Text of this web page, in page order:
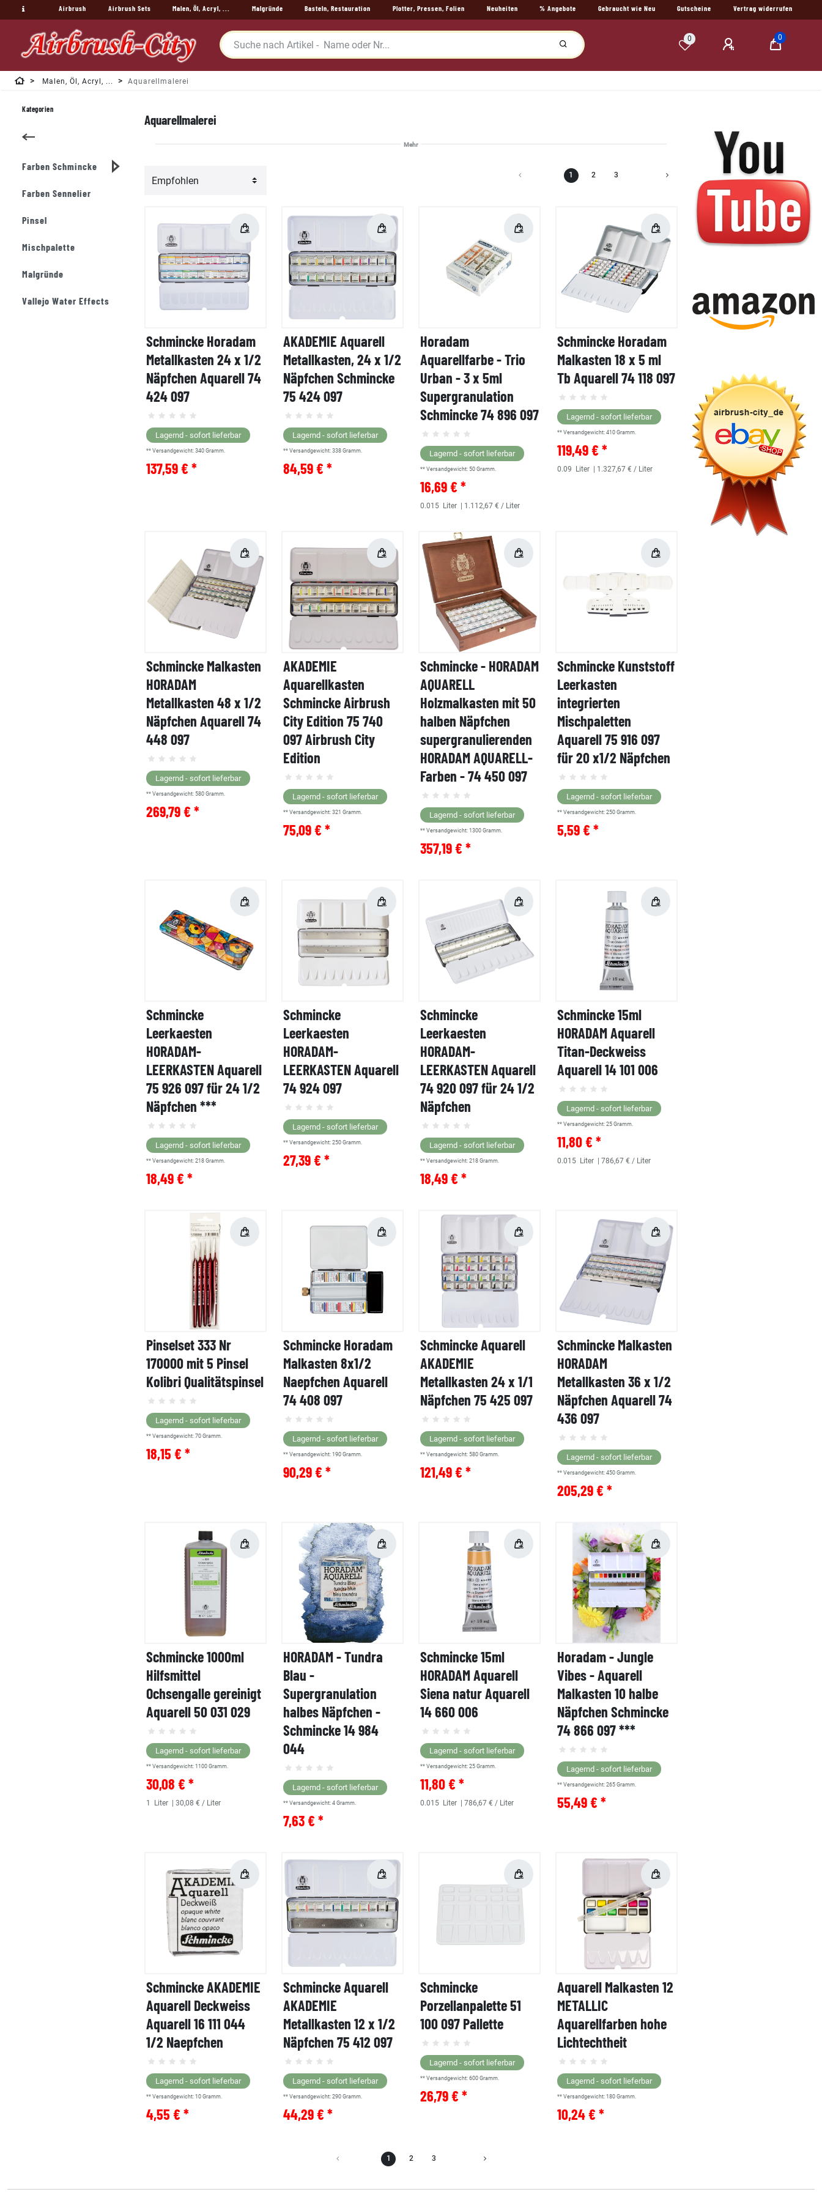
Airbrush Airbrush Sets Malen, Öl, Acryl, ... Malgründe Basteln, Restauration Plotter, Pressen, Folien Neuheiten % Angebote Gebraucht wie Neu Gutscheine Vertrag widerrufen
0 0
Malen, Öl, Acryl, ... Aquarellmalerei
Aquarellmalerei
1 2 3
Schmincke Horadam
Metallkasten 24 x 1/2
Näpfchen Aquarell 74
424 097
Lagernd - sofort lieferbar
** Versandgewicht: 340 Gramm.
137,59 € *
AKADEMIE Aquarell
Metallkasten, 24 x 1/2
Näpfchen Schmincke
75 424 097
Lagernd - sofort lieferbar
** Versandgewicht: 338 Gramm.
84,59 € *
Horadam
Aquarellfarbe - Trio
Urban - 3 x 5ml
Supergranulation
Schmincke 74 896 097
Lagernd - sofort lieferbar
** Versandgewicht: 50 Gramm.
16,69 € *
0.015 Liter | 1.112,67 € / Liter
Schmincke Horadam
Malkasten 18 x 5 ml
Tb Aquarell 74 118 097
Lagernd - sofort lieferbar
** Versandgewicht: 410 Gramm.
119,49 € *
0.09 Liter | 1.327,67 € / Liter
Schmincke Malkasten
HORADAM
Metallkasten 48 x 1/2
Näpfchen Aquarell 74
448 097
Lagernd - sofort lieferbar
** Versandgewicht: 580 Gramm.
269,79 € *
AKADEMIE
Aquarellkasten
Schmincke Airbrush
City Edition 75 740
097 Airbrush City
Edition
Lagernd - sofort lieferbar
** Versandgewicht: 321 Gramm.
75,09 € *
Schmincke - HORADAM
AQUARELL
Holzmalkasten mit 50
halben Näpfchen
supergranulierenden
HORADAM AQUARELL-
Farben - 74 450 097
Lagernd - sofort lieferbar
** Versandgewicht: 1300 Gramm.
357,19 € *
Schmincke Kunststoff
Leerkasten
integrierten
Mischpaletten
Aquarell 75 916 097
für 20 x1/2 Näpfchen
Lagernd - sofort lieferbar
** Versandgewicht: 250 Gramm.
5,59 € *
Schmincke
Leerkaesten
HORADAM-
LEERKASTEN Aquarell
75 926 097 für 24 1/2
Näpfchen ***
Lagernd - sofort lieferbar
** Versandgewicht: 218 Gramm.
18,49 € *
Schmincke
Leerkaesten
HORADAM-
LEERKASTEN Aquarell
74 924 097
Lagernd - sofort lieferbar
** Versandgewicht: 250 Gramm.
27,39 € *
Schmincke
Leerkaesten
HORADAM-
LEERKASTEN Aquarell
74 920 097 für 24 1/2
Näpfchen
Lagernd - sofort lieferbar
** Versandgewicht: 218 Gramm.
18,49 € *
Schmincke 15ml
HORADAM Aquarell
Titan-Deckweiss
Aquarell 14 101 006
Lagernd - sofort lieferbar
** Versandgewicht: 25 Gramm.
11,80 € *
0.015 Liter | 786,67 € / Liter
Pinselset 333 Nr
170000 mit 5 Pinsel
Kolibri Qualitätspinsel
Lagernd - sofort lieferbar
** Versandgewicht: 70 Gramm.
18,15 € *
Schmincke Horadam
Malkasten 8x1/2
Naepfchen Aquarell
74 408 097
Lagernd - sofort lieferbar
** Versandgewicht: 190 Gramm.
90,29 € *
Schmincke Aquarell
AKADEMIE
Metallkasten 24 x 1/1
Näpfchen 75 425 097
Lagernd - sofort lieferbar
** Versandgewicht: 580 Gramm.
121,49 € *
Schmincke Malkasten
HORADAM
Metallkasten 36 x 1/2
Näpfchen Aquarell 74
436 097
Lagernd - sofort lieferbar
** Versandgewicht: 450 Gramm.
205,29 € *
Schmincke 1000ml
Hilfsmittel
Ochsengalle gereinigt
Aquarell 50 031 029
Lagernd - sofort lieferbar
** Versandgewicht: 1100 Gramm.
30,08 € *
1 Liter | 30,08 € / Liter
HORADAM - Tundra
Blau -
Supergranulation
halbes Näpfchen -
Schmincke 14 984
044
Lagernd - sofort lieferbar
** Versandgewicht: 4 Gramm.
7,63 € *
Schmincke 15ml
HORADAM Aquarell
Siena natur Aquarell
14 660 006
Lagernd - sofort lieferbar
** Versandgewicht: 25 Gramm.
11,80 € *
0.015 Liter | 786,67 € / Liter
Horadam - Jungle
Vibes - Aquarell
Malkasten 10 halbe
Näpfchen Schmincke
74 866 097 ***
Lagernd - sofort lieferbar
** Versandgewicht: 265 Gramm.
55,49 € *
Schmincke AKADEMIE
Aquarell Deckweiss
Aquarell 16 111 044
1/2 Naepfchen
Lagernd - sofort lieferbar
** Versandgewicht: 10 Gramm.
4,55 € *
Schmincke Aquarell
AKADEMIE
Metallkasten 12 x 1/2
Näpfchen 75 412 097
Lagernd - sofort lieferbar
** Versandgewicht: 290 Gramm.
44,29 € *
Schmincke
Porzellanpalette 51
100 097 Pallette
Lagernd - sofort lieferbar
** Versandgewicht: 600 Gramm.
26,79 € *
Aquarell Malkasten 12
METALLIC
Aquarellfarben hohe
Lichtechtheit
Lagernd - sofort lieferbar
** Versandgewicht: 180 Gramm.
10,24 € *
1 2 3
Kategorien
Farben Schmincke
Farben Sennelier
Pinsel
Mischpalette
Malgründe
Vallejo Water Effects